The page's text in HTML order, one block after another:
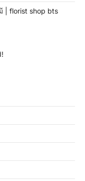
| florist shop bts